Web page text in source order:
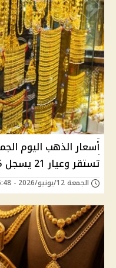
تستقر وعيار 21 يسجل 6265 جنيهًا
الجمعة 12/يونيو/2026 - 05:48 م